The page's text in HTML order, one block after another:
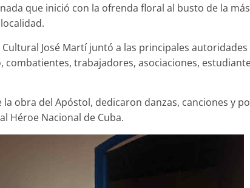
que inició con la ofrenda floral al busto de la
José Martí juntó a las principales
trabajadores, asociaciones,
obra del Apóstol, dedicaron danzas, canciones y
Héroe Nacional de Cuba.